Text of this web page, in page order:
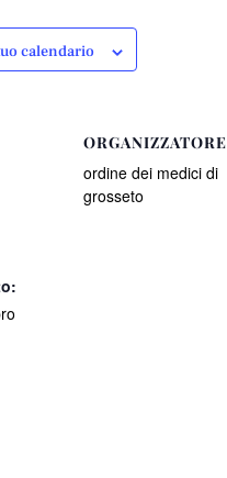
calendario
ORGANIZZATORE
ordine dei medici di
grosseto